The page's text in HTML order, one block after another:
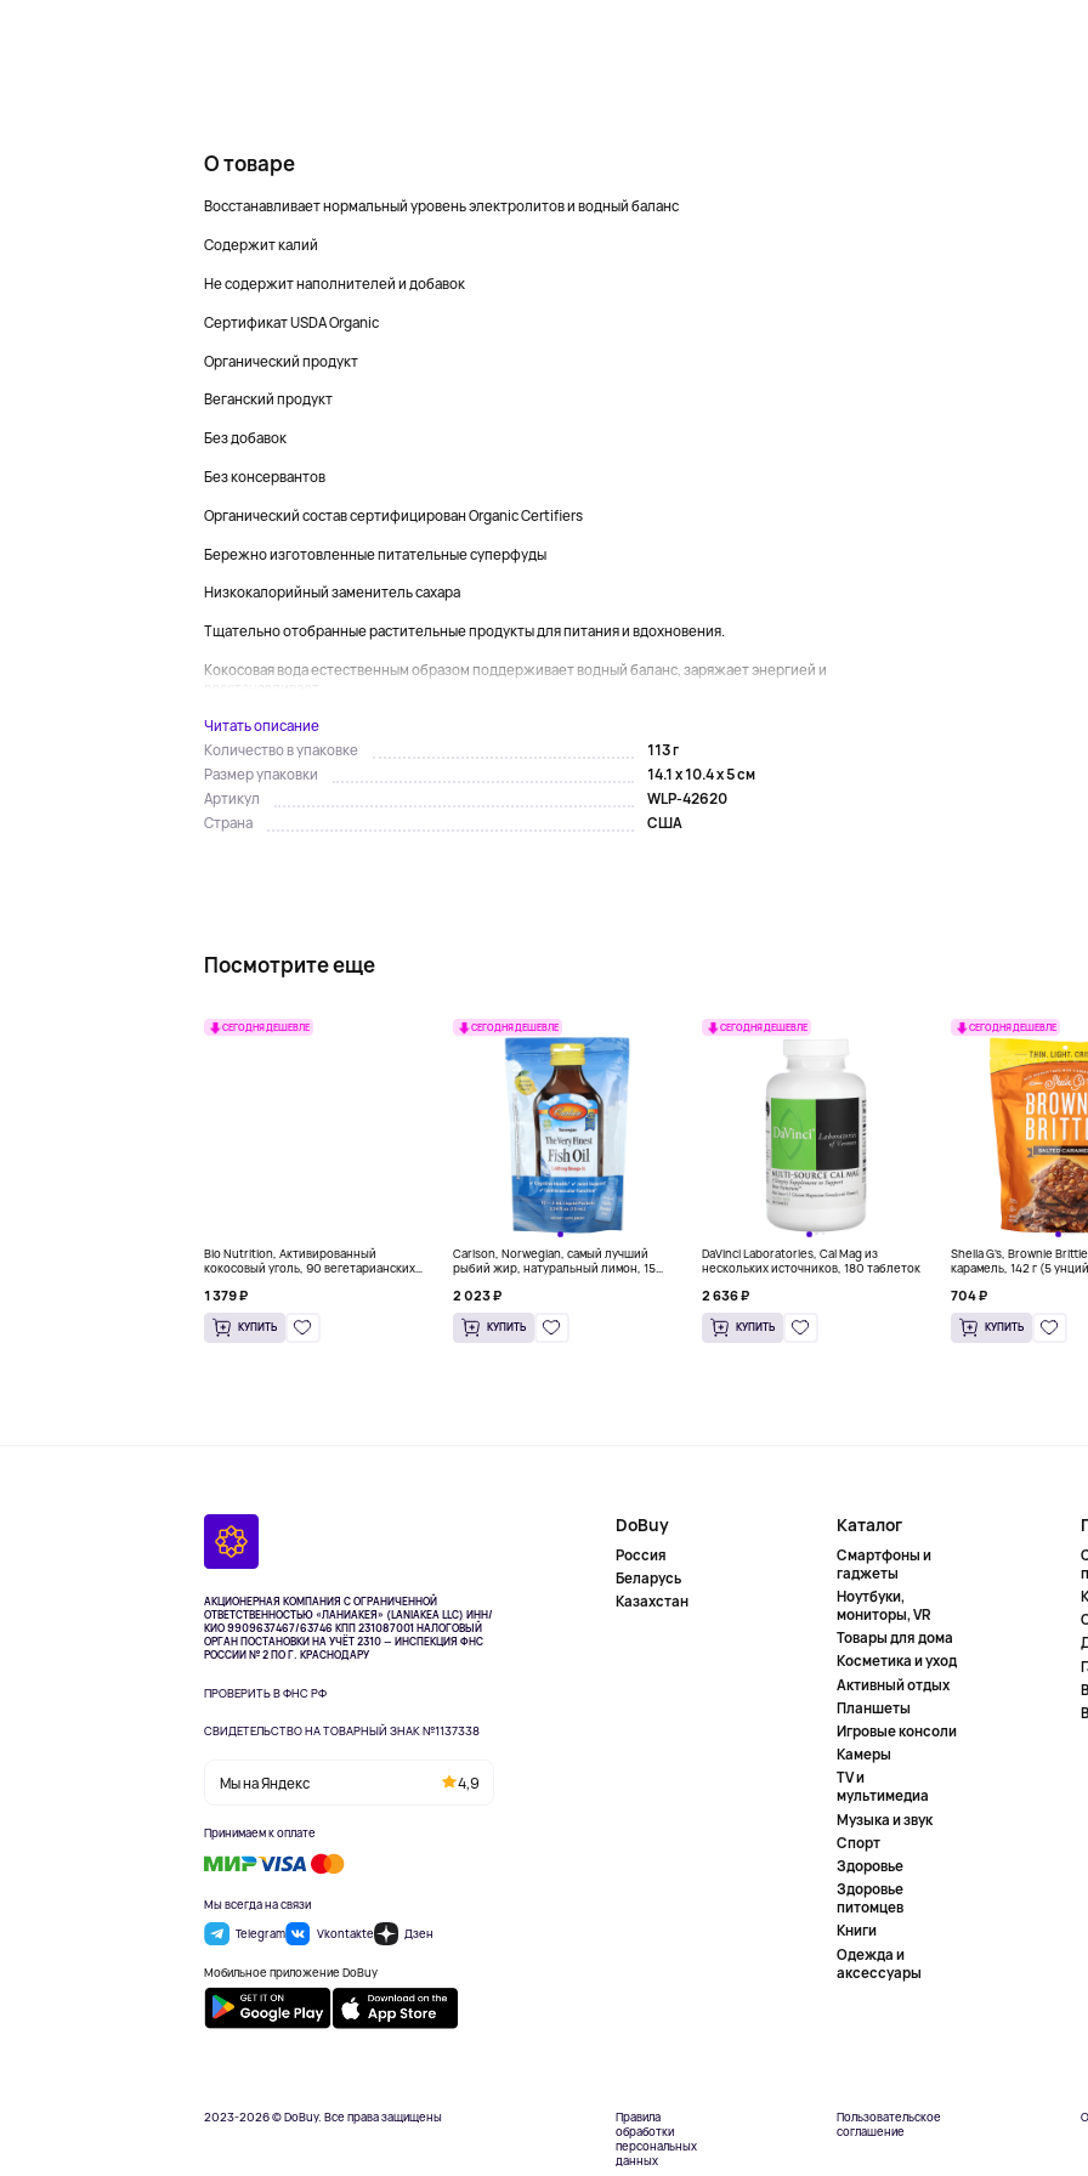
О товаре
Восстанавливает нормальный уровень электролитов и водный баланс
Содержит калий
Не содержит наполнителей и добавок
Сертификат USDA Organic
Органический продукт
Веганский продукт
Без добавок
Без консервантов
Органический состав сертифицирован Organic Certifiers
Бережно изготовленные питательные суперфуды
Низкокалорийный заменитель сахара
Тщательно отобранные растительные продукты для питания и вдохновения.
Кокосовая вода естественным образом поддерживает водный баланс, заряжает энергией и
Читать описание
Количество в упаковке
113 г
Размер упаковки
14.1 x 10.4 x 5 см
Артикул
WLP-42620
Страна
США
Посмотрите еще
СЕГОДНЯ ДЕШЕВЛЕ
Bio Nutrition, Активированный
кокосовый уголь, 90 вегетарианских
1 379 ₽
КУПИТЬ
СЕГОДНЯ ДЕШЕВЛЕ
Carlson, Norwegian, самый лучший
рыбий жир, натуральный лимон, 15
2 023 ₽
КУПИТЬ
СЕГОДНЯ ДЕШЕВЛЕ
DaVinci Laboratories, Cal Mag из
нескольких источников, 180 таблеток
2 636 ₽
КУПИТЬ
СЕГОДНЯ ДЕШЕВЛЕ
Sheila G's, Brownie
карамель, 142 г (5
704 ₽
КУПИТЬ
АКЦИОНЕРНАЯ КОМПАНИЯ С ОГРАНИЧЕННОЙ
ОТВЕТСТВЕННОСТЬЮ «ЛАНИАКЕЯ» (LANIAKEA LLC) ИНН/
КИО 9909637467/63746 КПП 231087001НАЛОГОВЫЙ
ОРГАН ПОСТАНОВКИ НА УЧЁТ 2310 — ИНСПЕКЦИЯ ФНС
РОССИИ № 2 ПО Г. КРАСНОДАРУ
ПРОВЕРИТЬ В ФНС РФ
СВИДЕТЕЛЬСТВО НА ТОВАРНЫЙ ЗНАК №1137338
Мы на Яндекс 4,9
Принимаем к оплате
Мы всегда на связи
Telegram
Vkontakte Дзен
Мобильное приложение DoBuy
DoBuy
Россия
Беларусь
Казахстан
Каталог
Смартфоны и
гаджеты
Ноутбуки,
мониторы, VR
Товары для дома
Косметика и уход
Активный отдых
Планшеты
Игровые консоли
Камеры
TV и
мультимедиа
Музыка и звук
Спорт
Здоровье
Здоровье
питомцев
Книги
Одежда и
аксессуары
2023-2026 © DoBuy. Все права защищены
Правила
обработки
персональных
данных
Пользовательское
соглашение